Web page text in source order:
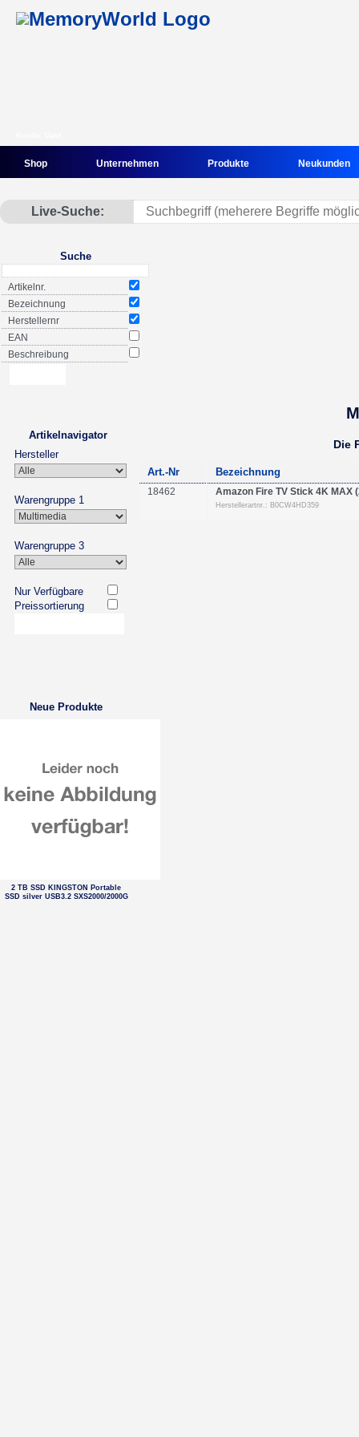
Shop Unternehmen Produkte Neukunden
Live-Suche:
Suche
Artikelnr.
Bezeichnung
Herstellernr
EAN
Beschreibung
Artikelnavigator
Hersteller
Warengruppe 1
Warengruppe 3
Nur Verfügbare
Preissortierung
Neue Produkte
2 TB SSD KINGSTON Portable
SSD silver USB3.2 SXS2000/2000G
Die
Art.-Nr Bezeichnung
18462 Amazon Fire TV Stick 4K MAX
Herstellerartnr.: B0CW4HD359